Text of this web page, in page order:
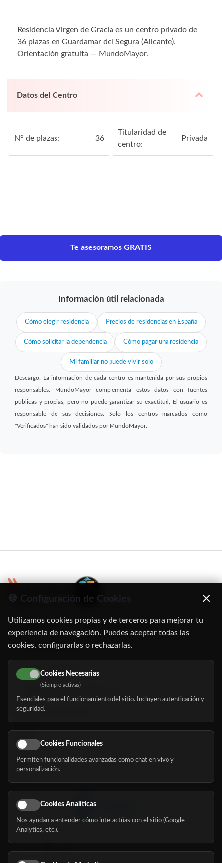
Residencia Virgen de Gracia es un centro privado de
36 plazas en Guardamar del Segura (Alicante).
Orientación gratuita — MundoMayor.
Datos del Centro
N° de plazas: 36
Titularidad del
centro:
Privada
Te asesoramos GRATIS
Información útil relacionada
Cómo elegir residencia Precios de residencias en España
Cómo solicitar la dependencia Cómo pagar una residencia
Mi familiar no puede vivir solo
Descargo: La información de cada centro es mantenida por sus propios
responsables. MundoMayor complementa estos datos con fuentes
públicas y propias, pero no puede garantizar su exactitud. El usuario es
responsable de sus decisiones. Solo los centros marcados como
"Verificados" han sido validados por MundoMayor.
C/ Oruro, 11. 28016 Madrid
91 345 06 26
616 113 103
hola@mundomayor.com
Buscador de residencias
Eventos
Nosotros
Síguenos
🍪 Configuración de Cookies ×
Utilizamos cookies propias y de terceros para mejorar tu
experiencia de navegación. Puedes aceptar todas las
cookies, configurarlas o rechazarlas.
Cookies Necesarias
(Siempre activas)
Esenciales para el funcionamiento del sitio. Incluyen autenticación y
seguridad.
Cookies Funcionales
Permiten funcionalidades avanzadas como chat en vivo y
personalización.
Cookies Analíticas
Nos ayudan a entender cómo interactúas con el sitio (Google
Analytics, etc.).